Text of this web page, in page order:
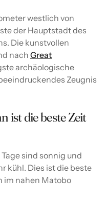
westlich von
der Hauptstadt des
Die kunstvollen
nach Great
archäologische
Zeugnis
ist die beste Zeit
Tage sind sonnig und
kühl. Dies ist die beste
im nahen Matobo